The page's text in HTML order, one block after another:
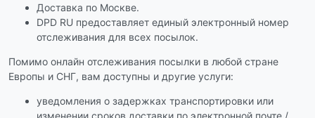
Доставка по Москве.
DPD RU предоставляет единый электронный номер
отслеживания для всех посылок.
Помимо онлайн отслеживания посылки в любой стране
Европы и СНГ, вам доступны и другие услуги:
уведомления о задержках транспортировки или
изменении сроков доставки по электронной почте /